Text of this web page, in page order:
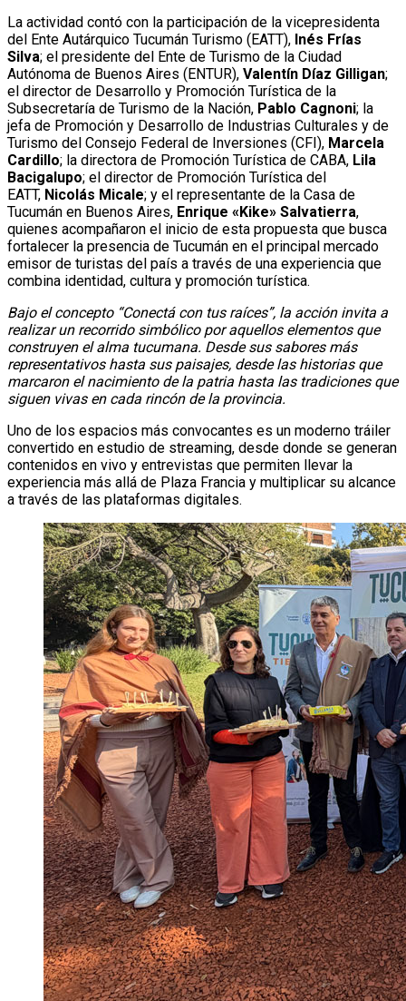
La actividad contó con la participación de la vicepresidenta
del Ente Autárquico Tucumán Turismo (EATT), Inés Frías
Silva; el presidente del Ente de Turismo de la Ciudad
Autónoma de Buenos Aires (ENTUR), Valentín Díaz Gilligan;
el director de Desarrollo y Promoción Turística de la
Subsecretaría de Turismo de la Nación, Pablo Cagnoni; la
jefa de Promoción y Desarrollo de Industrias Culturales y de
Turismo del Consejo Federal de Inversiones (CFI), Marcela
Cardillo; la directora de Promoción Turística de CABA, Lila
Bacigalupo; el director de Promoción Turística del
EATT, Nicolás Micale; y el representante de la Casa de
Tucumán en Buenos Aires, Enrique «Kike» Salvatierra,
quienes acompañaron el inicio de esta propuesta que busca
fortalecer la presencia de Tucumán en el principal mercado
emisor de turistas del país a través de una experiencia que
combina identidad, cultura y promoción turística.
Bajo el concepto “Conectá con tus raíces”, la acción invita a
realizar un recorrido simbólico por aquellos elementos que
construyen el alma tucumana. Desde sus sabores más
representativos hasta sus paisajes, desde las historias que
marcaron el nacimiento de la patria hasta las tradiciones que
siguen vivas en cada rincón de la provincia.
Uno de los espacios más convocantes es un moderno tráiler
convertido en estudio de streaming, desde donde se generan
contenidos en vivo y entrevistas que permiten llevar la
experiencia más allá de Plaza Francia y multiplicar su alcance
a través de las plataformas digitales.